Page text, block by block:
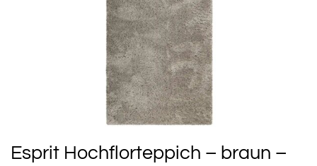
Esprit Hochflorteppich – braun –